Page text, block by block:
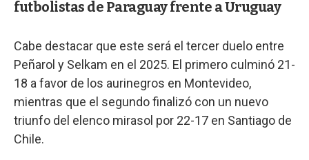
futbolistas de Paraguay frente a Uruguay
Cabe destacar que este será el tercer duelo entre
Peñarol y Selkam en el 2025. El primero culminó 21-
18 a favor de los aurinegros en Montevideo,
mientras que el segundo finalizó con un nuevo
triunfo del elenco mirasol por 22-17 en Santiago de
Chile.